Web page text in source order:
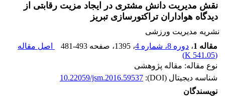
نقش مدیریت دانش مشتری در ایجاد مزیت رقابتی از
دیدگاه هواداران تراکتورسازی تبریز
نشریه مدیریت ورزشی
مقاله 1
، دوره 8، شماره 4 ، 1395 ، صفحه 481-493
اصل مقاله
(
541.05 K
)
نوع مقاله: مقاله پژوهشی
شناسه دیجیتال (DOI):
10.22059/jsm.2016.59537
نویسندگان